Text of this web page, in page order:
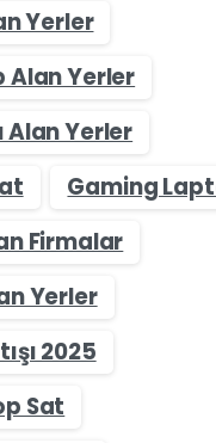
Yerler
Alan Yerler
Alan Yerler
Gaming
Firmalar
Yerler
2025
Sat